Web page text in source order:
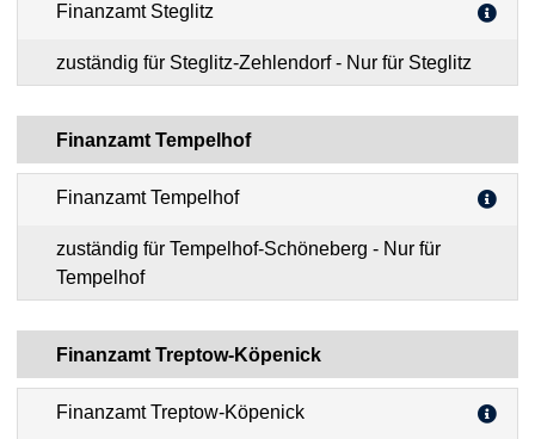
Finanzamt Steglitz
zuständig für Steglitz-Zehlendorf - Nur für Steglitz
Finanzamt Tempelhof
Finanzamt Tempelhof
zuständig für Tempelhof-Schöneberg - Nur für
Tempelhof
Finanzamt Treptow-Köpenick
Finanzamt Treptow-Köpenick